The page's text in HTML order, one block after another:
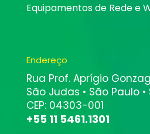
Equipamentos de Rede e
Endereço
Rua Prof. Aprígio
São Judas • São Paulo •
CEP: 04303-001
+55 11 5461.1301